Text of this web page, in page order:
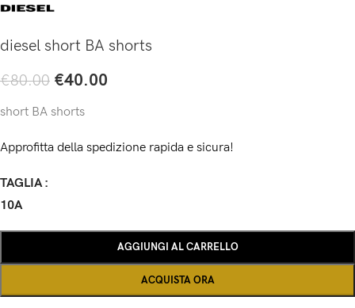
diesel short BA shorts
€80.00 €40.00
short BA shorts
Approfitta della spedizione rapida e sicura!
TAGLIA
10A
AGGIUNGI AL CARRELLO
ACQUISTA ORA